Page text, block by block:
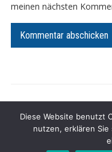
meinen nächsten
Präsentiert von
Diese Website benutzt
nutzen, erklären